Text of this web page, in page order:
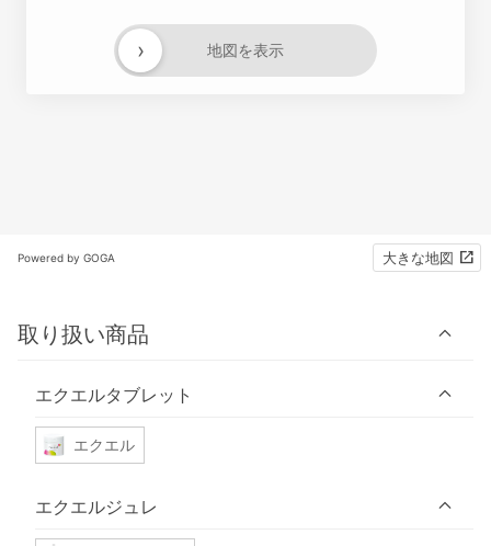
地図を表示
›
Powered by GOGA 大きな地図
取り扱い商品
エクエルタブレット
エクエル
エクエルジュレ